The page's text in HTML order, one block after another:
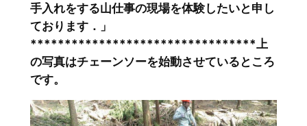
手入れをする山仕事の現場を体験したいと申し
ております．」
*********************************上
の写真はチェーンソーを始動させているところ
です。